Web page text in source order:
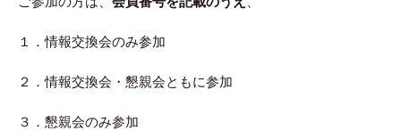
１．情報交換会のみ参加
２．情報交換会・懇親会ともに参加
３．懇親会のみ参加